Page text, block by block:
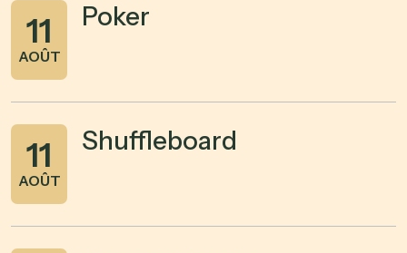
11
AOÛT
Poker
11
AOÛT
Shuffleboard